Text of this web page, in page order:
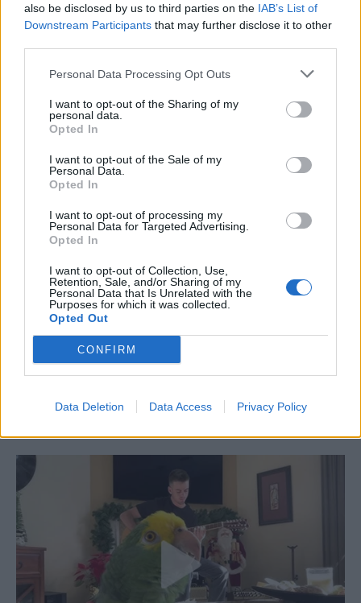
also be disclosed by us to third parties on the IAB’s List of
Downstream Participants that may further disclose it to other
Personal Data Processing Opt Outs
I want to opt-out of the Sharing of my
personal data.
Opted In
I want to opt-out of the Sale of my
Personal Data.
Opted In
I want to opt-out of processing my
Personal Data for Targeted Advertising.
Opted In
I want to opt-out of Collection, Use,
Retention, Sale, and/or Sharing of my
Personal Data that Is Unrelated with the
Purposes for which it was collected.
Opted Out
CONFIRM
Data Deletion Data Access Privacy Policy